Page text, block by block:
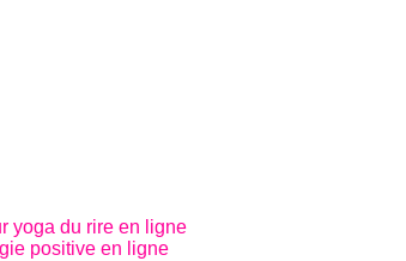
yoga du rire en ligne
positive en ligne